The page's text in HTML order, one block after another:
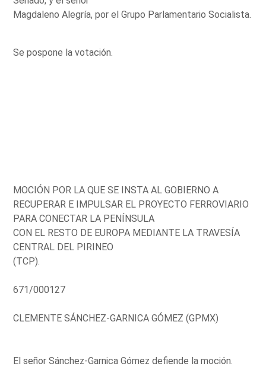
Magdaleno Alegría, por el Grupo Parlamentario Socialista.
Se pospone la votación.
MOCIÓN POR LA QUE SE INSTA AL GOBIERNO A
RECUPERAR E IMPULSAR EL PROYECTO FERROVIARIO
PARA CONECTAR LA PENÍNSULA
CON EL RESTO DE EUROPA MEDIANTE LA TRAVESÍA
CENTRAL DEL PIRINEO
(TCP).
671/000127
CLEMENTE SÁNCHEZ-GARNICA GÓMEZ (GPMX)
El señor Sánchez-Garnica Gómez defiende la moción.